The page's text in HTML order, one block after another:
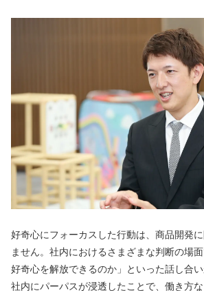
好奇心にフォーカスした行動は、商品開発
ません。社内におけるさまざまな判断の場
好奇心を解放できるのか」といった話し合い
社内にパーパスが浸透したことで、働き方